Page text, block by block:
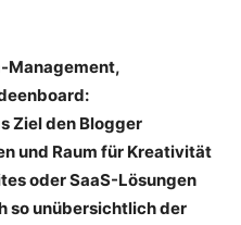
Management,
Ziel den Blogger
und Raum für Kreativität
oder SaaS-Lösungen
so unübersichtlich der